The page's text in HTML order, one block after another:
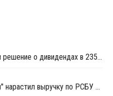
Акционеры "Акрона" утвердили решение о дивидендах в 235 рублей на акцию
За 6 месяцев 2026 года "Акрон" нарастил выручку по РСБУ на 1,3%